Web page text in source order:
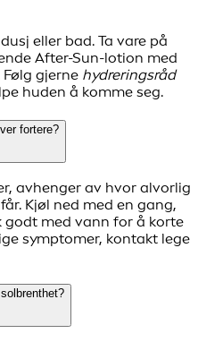
eller bad. Ta vare på
After-Sun-lotion med
gjerne hydreringsråd
huden å komme seg.
fortere?
avhenger av hvor alvorlig
Kjøl ned med en gang,
godt med vann for å korte
symptomer, kontakt lege